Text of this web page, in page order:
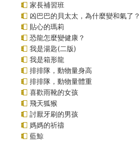
家長補習班
凶巴巴的貝太太，為什麼變和氣了？
貼心的瑪莉
恐龍怎麼變健康？
我是湯匙(二版)
我是箱形龍
排排隊，動物量身高
排排隊，動物量體重
喜歡雨靴的女孩
飛天狐猴
討厭牙刷的男孩
媽媽的祈禱
藍鯨